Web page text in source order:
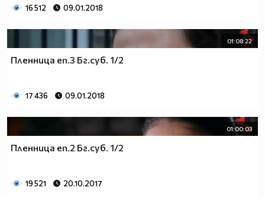
16 512 09.01.2018
01:08:22
Пленница еп.3 Бг.суб. 1/2
17 436 09.01.2018
01:00:03
Пленница еп.2 Бг.суб. 1/2
19 521 20.10.2017